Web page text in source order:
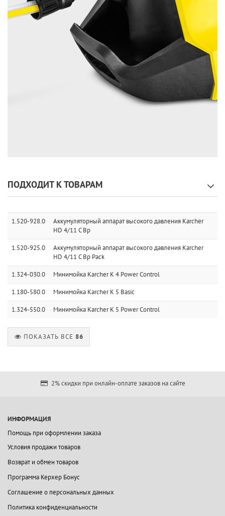
ПОДХОДИТ К ТОВАРАМ
1.520-928.0
Аккумуляторный аппарат высокого давления Karcher
HD 4/11 C Bp
1.520-925.0
Аккумуляторный аппарат высокого давления Karcher
HD 4/11 C Bp Pack
1.324-030.0 Минимойка Karcher K 4 Power Control
1.180-580.0 Минимойка Karcher K 5 Basic
1.324-550.0 Минимойка Karcher K 5 Power Control
ПОКАЗАТЬ ВСЕ86
2% скидки при онлайн-оплате заказов на сайте
ИНФОРМАЦИЯ
Помощь при оформлении заказа
Условия продажи товаров
Возврат и обмен товаров
Программа Керхер Бонус
Соглашение о персональных данных
Политика конфиденциальности